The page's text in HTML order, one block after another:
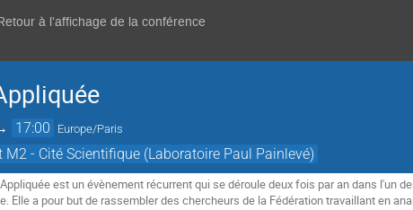
à l'affichage de la conférence
17:00 Europe/Paris
- Cité Scientifique (Laboratoire Paul Painlevé)
est un évènement récurrent qui se déroule deux fois par an dans l'un
Elle a pour but de rassembler des chercheurs de la Fédération travaillant en